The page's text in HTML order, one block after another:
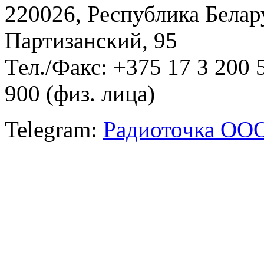
220026, Республика
Партизанский, 95
Тел./Факс: +375 17 3
900 (физ. лица)
Telegram: Радиоточка